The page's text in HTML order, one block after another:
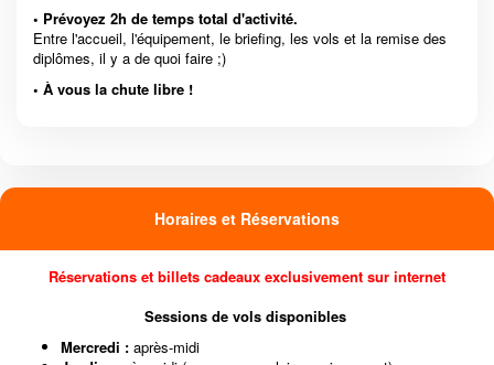
• Prévoyez 2h de temps total d'activité.
Entre l'accueil, l'équipement, le briefing, les vols et la remise des
diplômes, il y a de quoi faire ;)
• À vous la chute libre !
Horaires et Réservations
Réservations et billets cadeaux exclusivement sur internet
Sessions de vols disponibles
Mercredi : après-midi